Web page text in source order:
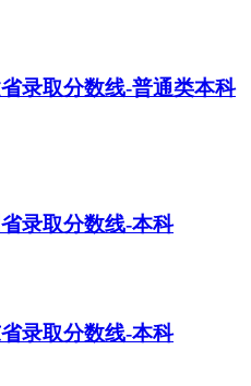
录取分数线-普通类本科
录取分数线-本科
录取分数线-本科